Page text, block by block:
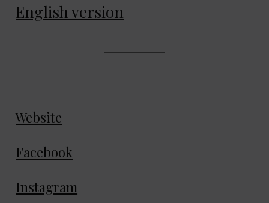
English version
Website
Facebook
Instagram